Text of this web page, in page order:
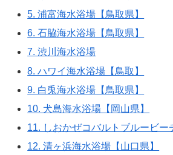
5. 浦富海水浴場【鳥取県】
6. 石脇海水浴場【鳥取県】
7. 渋川海水浴場
8. ハワイ海水浴場【鳥取】
9. 白兎海水浴場【鳥取県】
10. 犬島海水浴場【岡山県】
11. しおかぜコバルトブルービー
12. 清ヶ浜海水浴場【山口県】